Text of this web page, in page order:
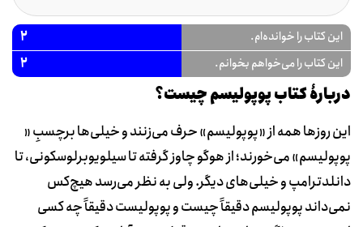
این کتاب را خوانده‌ام. 2
این کتاب را می‌خواهم بخوانم. 2
دربارۀ کتاب پوپولیسم چیست؟
این روزها همه از «پوپولیسم» حرف می‌زنند و خیلی‌ها برچسبِ «
پوپولیسم» می‌خورند؛ از هوگو چاوز گرفته تا سیلویوبرلوسکونی، تا
دانلد‌ترامپ و خیلی‌های دیگر. ولی به نظر می‌رسد هیچ‌کس
نمی‌داند پوپولیسم دقیقاً چیست و پوپولیست دقیقاً چه کسی